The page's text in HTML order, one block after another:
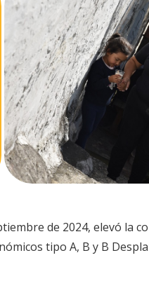
de 2024, elevó la
tipo A, B y B